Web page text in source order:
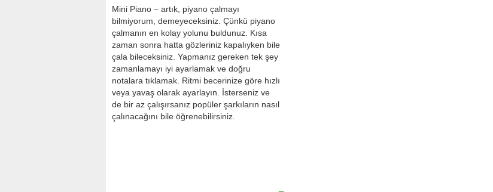
Mini Piano – artık, piyano çalmayı
bilmiyorum, demeyeceksiniz. Çünkü piyano
çalmanın en kolay yolunu buldunuz. Kısa
zaman sonra hatta gözleriniz kapalıyken bile
çala bileceksiniz. Yapmanız gereken tek şey
zamanlamayı iyi ayarlamak ve doğru
notalara tıklamak. Ritmi becerinize göre hızlı
veya yavaş olarak ayarlayın. İsterseniz ve
de bir az çalışırsanız popüler şarkıların nasıl
çalınacağını bile öğrenebilirsiniz.